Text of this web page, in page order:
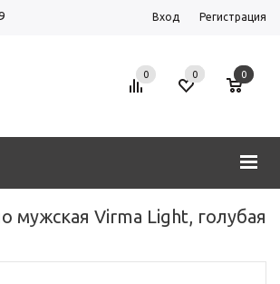
Вход Регистрация
0 0 0
мужская Virma Light, голубая